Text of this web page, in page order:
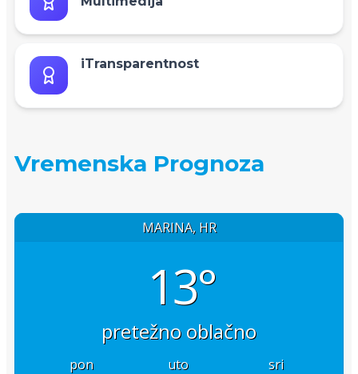
iTransparentnost
Vremenska Prognoza
MARINA, HR
13°
pretežno oblačno
pon uto
sri